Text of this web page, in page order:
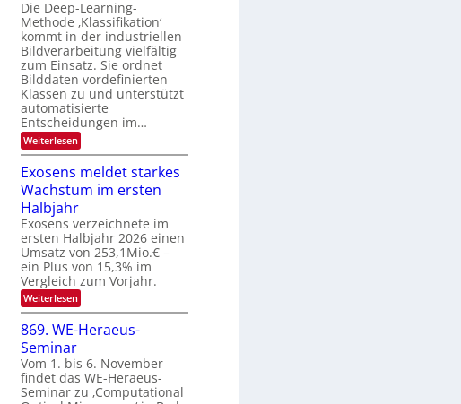
r
V
S
I
O
N
2
0
2
6
l
a
n
d
e
n
Die Deep-Learning-
Methode ‚Klassifikation‘
kommt in der industriellen
Bildverarbeitung vielfältig
zum Einsatz. Sie ordnet
Bilddaten vordefinierten
Klassen zu und unterstützt
automatisierte
Entscheidungen im…
Weiterlesen:
W
n
n
e
K
I
m
t
d
e
n
Exosens meldet starkes
Wachstum im ersten
Halbjahr
Exosens verzeichnete im
ersten Halbjahr 2026 einen
Umsatz von 253,1Mio.€ –
ein Plus von 15,3% im
Vergleich zum Vorjahr.
Weiterlesen:
E
x
o
s
e
n
s
m
869. WE-Heraeus-
Seminar
Vom 1. bis 6. November
findet das WE-Heraeus-
Seminar zu ‚Computational